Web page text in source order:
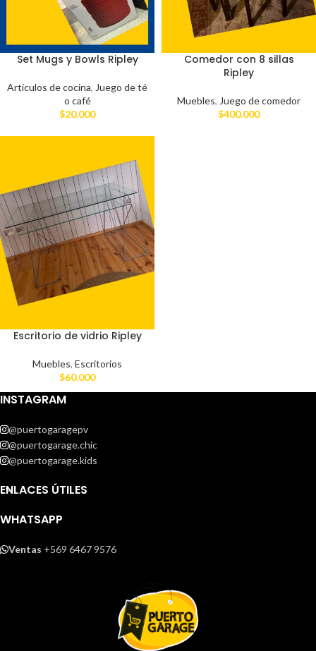
Set Mugs y Bowls Ripley
Artículos de cocina, Juego de té
o café
$20.000
Comedor con 8 sillas
Ripley
Muebles, Juego de comedor
$400.000
Escritorio de vidrio Ripley
Muebles, Escritorios
$60.000
INSTAGRAM
@puertogaragepv
@puertogarage.chic
@puertogarage.kids
ENLACES ÚTILES
WHATSAPP
Ventas +569 6467 9576